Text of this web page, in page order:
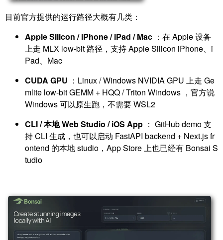
目前官方提供的运行路径大概有几类：
Apple Silicon / iPhone / iPad / Mac ：在 Apple 设备
上走 MLX low-bit 路径，支持 Apple Silicon iPhone、i
Pad、Mac
CUDA GPU ：Linux / Windows NVIDIA GPU 上走 Ge
mlite low-bit GEMM + HQQ / Triton Windows ，官方说
Windows 可以原生跑，不需要 WSL2
CLI / 本地 Web Studio / iOS App ： GitHub demo 支
持 CLI 生成，也可以启动 FastAPI backend + Next.js fr
ontend 的本地 studio，App Store 上也已经有 Bonsai S
tudio